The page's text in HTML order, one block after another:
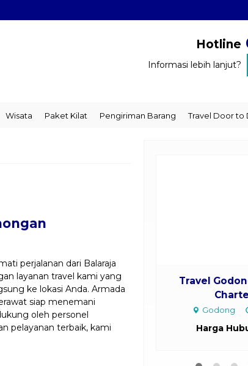
Hotline
Informasi lebih lanjut?
Paket Kilat Pengiriman Barang Travel Door to
perjalanan dari Balaraja
layanan travel kami yang
ke lokasi Anda. Armada
siap menemani
oleh personel
pelayanan terbaik, kami
Travel
Godong
Harga